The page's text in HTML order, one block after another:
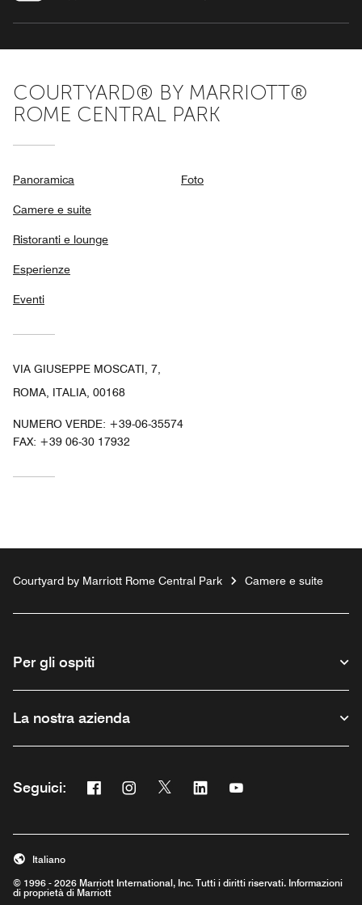
COURTYARD® BY MARRIOTT®
ROME CENTRAL PARK
Panoramica
Camere e suite
Ristoranti e lounge
Esperienze
Eventi
Foto
VIA GIUSEPPE MOSCATI, 7,
ROMA, ITALIA, 00168
NUMERO VERDE: +39-06-35574
FAX: +39 06-30 17932
Courtyard by Marriott Rome Central Park Camere e suite
Per gli ospiti
La nostra azienda
Seguici: Facebook
Opens a new window
Instagram
Opens a new window
Twitter
Opens a new window
Linkedin
Opens a new window
Opens a new window
© 1996 - 2026 Marriott International, Inc. Tutti i diritti riservati. Informazioni
di proprietà di Marriott
Italiano